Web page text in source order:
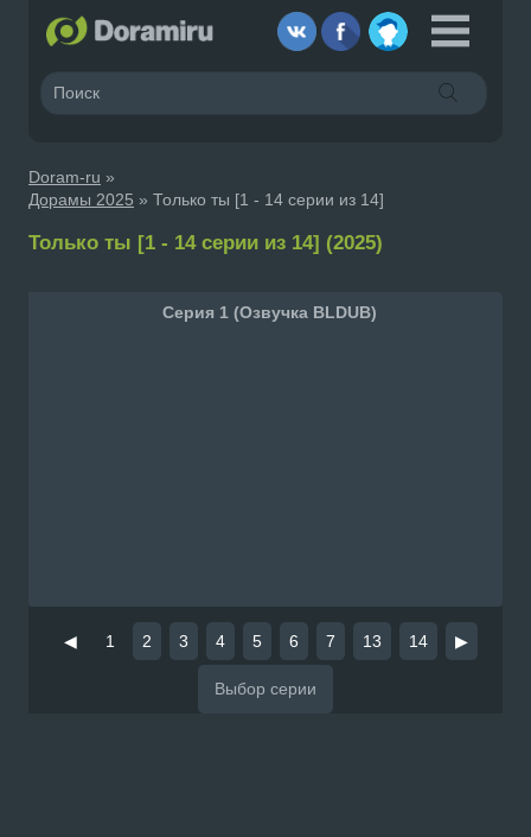
Doram-ru »
Дорамы 2025 » Только ты [1 - 14 серии из 14]
Только ты [1 - 14 серии из 14] (2025)
Серия 1 (Озвучка BLDUB)
◀ 1 2 3 4 5 6 7 13 14 ▶